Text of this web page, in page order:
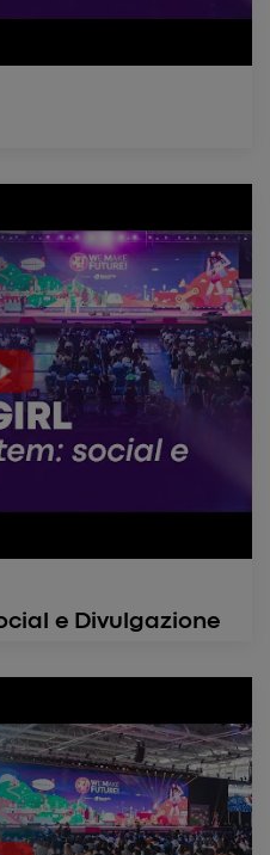
e Divulgazione